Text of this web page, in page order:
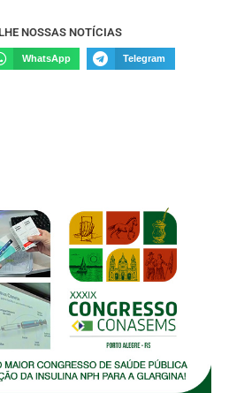
NOSSAS NOTÍCIAS
WhatsApp Telegram